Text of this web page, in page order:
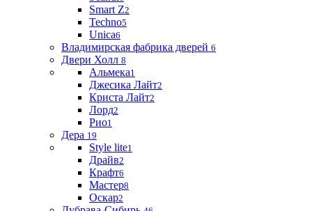
Smart Z2
Techno5
Unica6
Владимирская фабрика дверей 6
Двери Холл 8
Альмека1
Джесика Лайт2
Криста Лайт2
Лорд2
Рио1
Дера 19
Style lite1
Драйв2
Крафт6
Мастер8
Оскар2